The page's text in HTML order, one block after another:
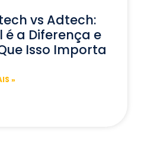
vs Adtech:
é a Diferença e
Isso Importa
»